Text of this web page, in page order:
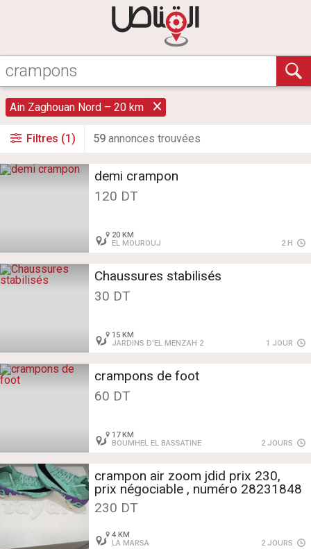
Ain Zaghouan Nord – 20 km
Filtres (1) 59 annonces trouvées
demi crampon
120 DT
20 KM
EL MOUROUJ
2 H
Chaussures stabilisés
30 DT
15 KM
JARDINS D'EL MENZAH 2
1 JOUR
crampons de foot
60 DT
17 KM
BOUMHEL EL BASSATINE
2 JOURS
crampon air zoom jdid prix 230,
prix négociable , numéro 28231848
230 DT
4 KM
LA MARSA
2 JOURS